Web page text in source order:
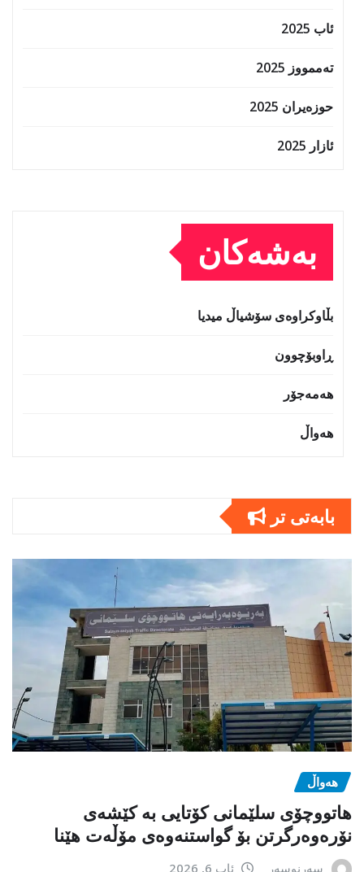
ئاب 2025
تەممووز 2025
حوزه‌یران 2025
ئازار 2025
بەشەکان
بڵاوکراوەی سۆشیاڵ میدیا
ڕاوبۆچوون
هەمەجۆر
هەواڵ
بابەتى تر
هەواڵ
هاتووچۆی سلێمانی کۆتایی بە کێشەی
نۆرەوەرگرتن بۆ گواستنەوەی مۆڵەت هێنا
سەرنوسەر ئاب 6, 2026